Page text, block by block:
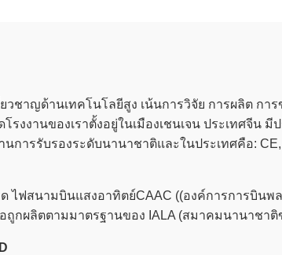
วชาญด้านเทคโนโลยีสูง เน้นการวิจัย การผลิต กา
รงงานของเราตั้งอยู่ในเมืองเชนเจน ประเทศจีน
ารรับรองระดับนานาชาติและในประเทศคือ: CE,
ไฟสนามบินแสงอาทิตย์CAAC ((องค์การการบินพล
อถูกผลิตตามมาตรฐานของ IALA (สมาคมนานาชา